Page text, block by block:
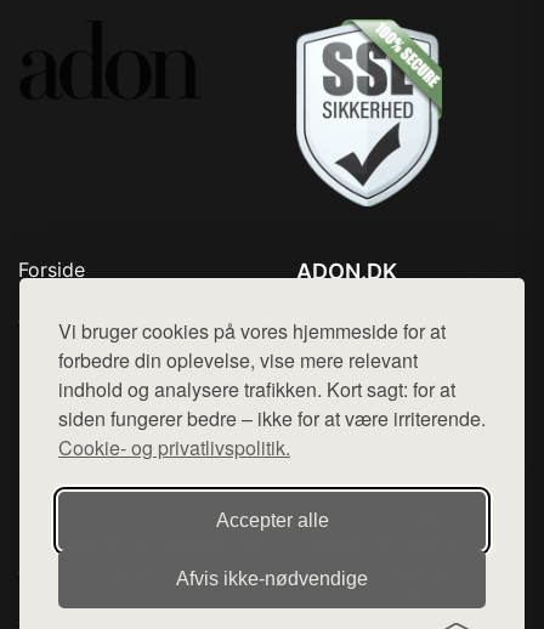
Vi bruger cookies på vores hjemmeside for at
forbedre din oplevelse, vise mere relevant
indhold og analysere trafikken. Kort sagt: for at
siden fungerer bedre – ikke for at være irriterende.
Cookie- og privatlivspolitik.
Accepter alle
Afvis ikke‑nødvendige
Forside
Top Rabatter
Kontakt
ADON.DK
Mail: hej@want.dk
Cookie- og privatlivspolitik
Denne side er en del af want.dk, der udgiver en række
hjemmesider med præsentation af forskellige produkter fra
diverse webshops. Der sælges ikke varer fra denne side - vi
henviser til de shops, som sælger varen. Vi har heller ikke